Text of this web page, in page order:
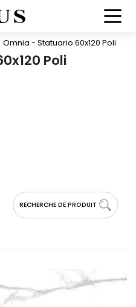
Omnia - Statuario 60x120 Poli
Poli
RECHERCHE DE PRODUIT